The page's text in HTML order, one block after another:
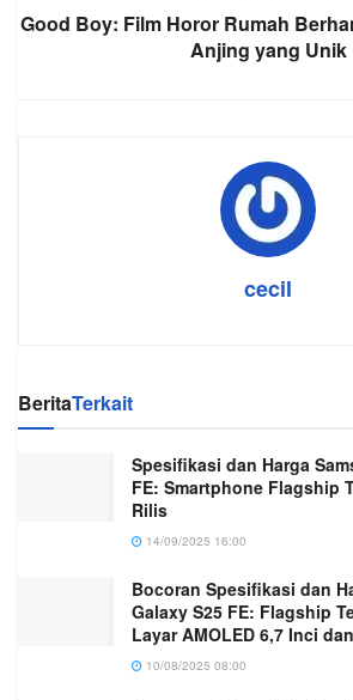
Good Boy: Film Horor Rumah
Anjing yang Unik
cecil
BeritaTerkait
Spesifikasi dan Harga
FE: Smartphone Flagship
Rilis
14/09/2025 16:00
Bocoran Spesifikasi dan
Galaxy S25 FE: Flagship
Layar AMOLED 6,7 Inci
10/08/2025 08:00